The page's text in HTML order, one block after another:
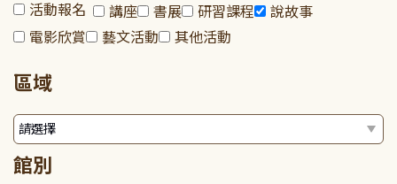
活動報名 講座 書展 研習課程
說故事
電影欣賞
藝文活動 其他活動
區域
館別